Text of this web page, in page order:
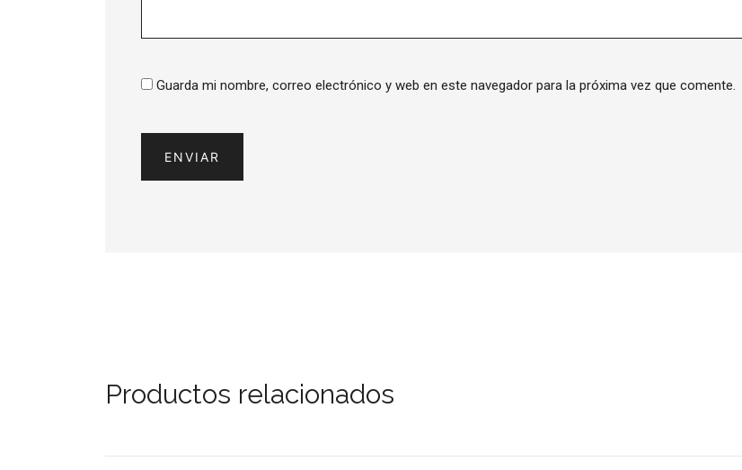
Guarda mi nombre, correo electrónico y web en este navegador para la próxima vez que comente.
Productos relacionados